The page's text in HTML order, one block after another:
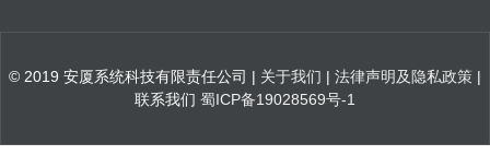
© 2019 安厦系统科技有限责任公司 | 关于我们 | 法律声明及隐私政策 |
联系我们 蜀ICP备19028569号-1